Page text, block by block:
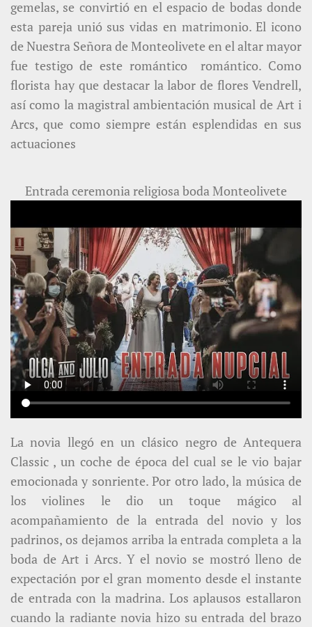
gemelas, se convirtió en el espacio de bodas donde
esta pareja unió sus vidas en matrimonio. El icono
de Nuestra Señora de Monteolivete en el altar mayor
fue testigo de este romántico romántico. Como
florista hay que destacar la labor de flores Vendrell,
así como la magistral ambientación musical de Art i
Arcs, que como siempre están esplendidas en sus
actuaciones
Entrada ceremonia religiosa boda Monteolivete
La novia llegó en un clásico negro de Antequera
Classic , un coche de época del cual se le vio bajar
emocionada y sonriente. Por otro lado, la música de
los violines le dio un toque mágico al
acompañamiento de la entrada del novio y los
padrinos, os dejamos arriba la entrada completa a la
boda de Art i Arcs. Y el novio se mostró lleno de
expectación por el gran momento desde el instante
de entrada con la madrina. Los aplausos estallaron
cuando la radiante novia hizo su entrada del brazo